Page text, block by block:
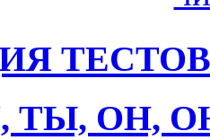
ТЕСТОВ
ТЫ, ОН,